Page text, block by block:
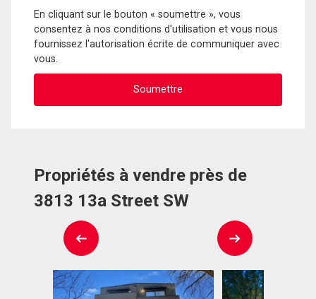
En cliquant sur le bouton « soumettre », vous
consentez à nos conditions d'utilisation et vous nous
fournissez l'autorisation écrite de communiquer avec
vous.
Propriétés à vendre près de
3813 13a Street SW